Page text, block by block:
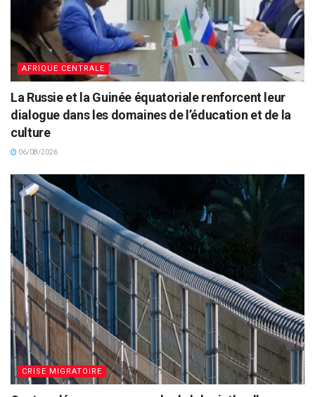
AFRIQUE CENTRALE
La Russie et la Guinée équatoriale renforcent leur
dialogue dans les domaines de l’éducation et de la
culture
06/08/2026
CRISE MIGRATOIRE